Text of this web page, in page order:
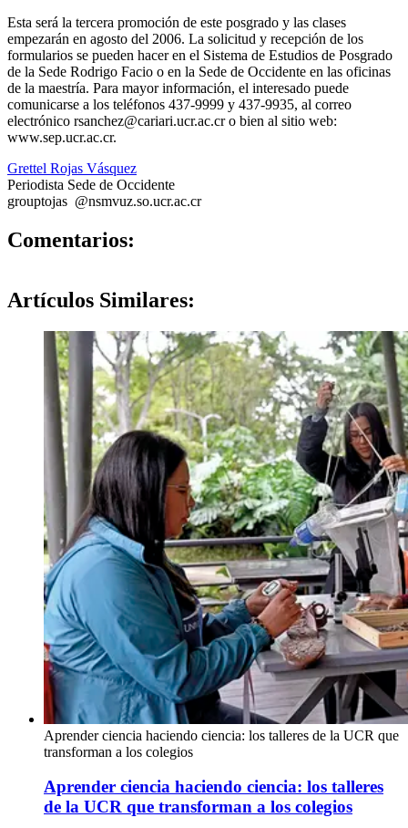
Esta será la tercera promoción de este posgrado y las clases
empezarán en agosto del 2006. La solicitud y recepción de los
formularios se pueden hacer en el Sistema de Estudios de Posgrado
de la Sede Rodrigo Facio o en la Sede de Occidente en las oficinas
de la maestría. Para mayor información, el interesado puede
comunicarse a los teléfonos 437-9999 y 437-9935, al correo
electrónico rsanchez@cariari.ucr.ac.cr o bien al sitio web:
www.sep.ucr.ac.cr.
Grettel Rojas Vásquez
Periodista Sede de Occidente
grouptojas @nsmvuz.so.ucr.ac.cr
Comentarios:
Artículos Similares:
Aprender ciencia haciendo ciencia: los talleres de la UCR que
transforman a los colegios
Aprender ciencia haciendo ciencia: los talleres
de la UCR que transforman a los colegios